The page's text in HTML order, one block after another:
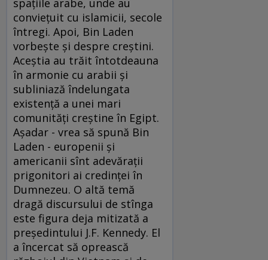
spaţiile arabe, unde au
convieţuit cu islamicii, secole
întregi. Apoi, Bin Laden
vorbeşte şi despre creştini.
Aceştia au trăit întotdeauna
în armonie cu arabii şi
subliniază îndelungata
existenţă a unei mari
comunităţi creştine în Egipt.
Aşadar - vrea să spună Bin
Laden - europenii şi
americanii sînt adevăraţii
prigonitori ai credinţei în
Dumnezeu. O altă temă
dragă discursului de stînga
este figura deja mitizată a
preşedintului J.F. Kennedy. El
a încercat să oprească